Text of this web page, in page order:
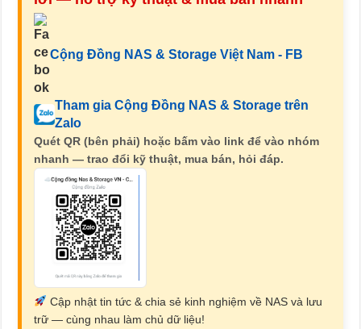
Cộng Đồng NAS & Storage Việt Nam - FB
Tham gia Cộng Đồng NAS & Storage trên
Zalo
Quét QR (bên phải) hoặc bấm vào link để vào nhóm
nhanh — trao đổi kỹ thuật, mua bán, hỏi đáp.
Cập nhật tin tức & chia sẻ kinh nghiệm về NAS và lưu
trữ — cùng nhau làm chủ dữ liệu!